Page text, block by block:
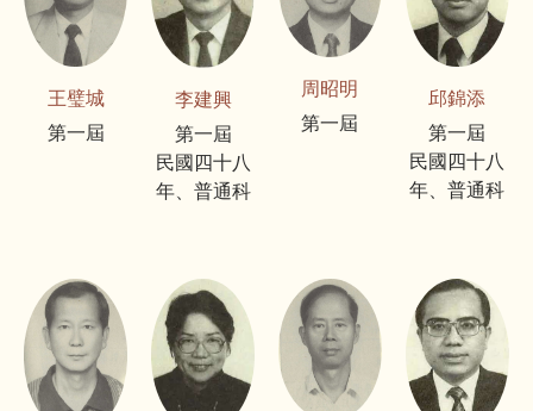
王璧城
第一屆
李建興
第一屆
民國四十八
年、普通科
周昭明
第一屆
邱錦添
第一屆
民國四十八
年、普通科